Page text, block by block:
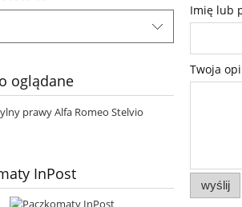
oglądane
prawy Alfa Romeo Stelvio
InPost
Imię lub
Twoja
wyślij